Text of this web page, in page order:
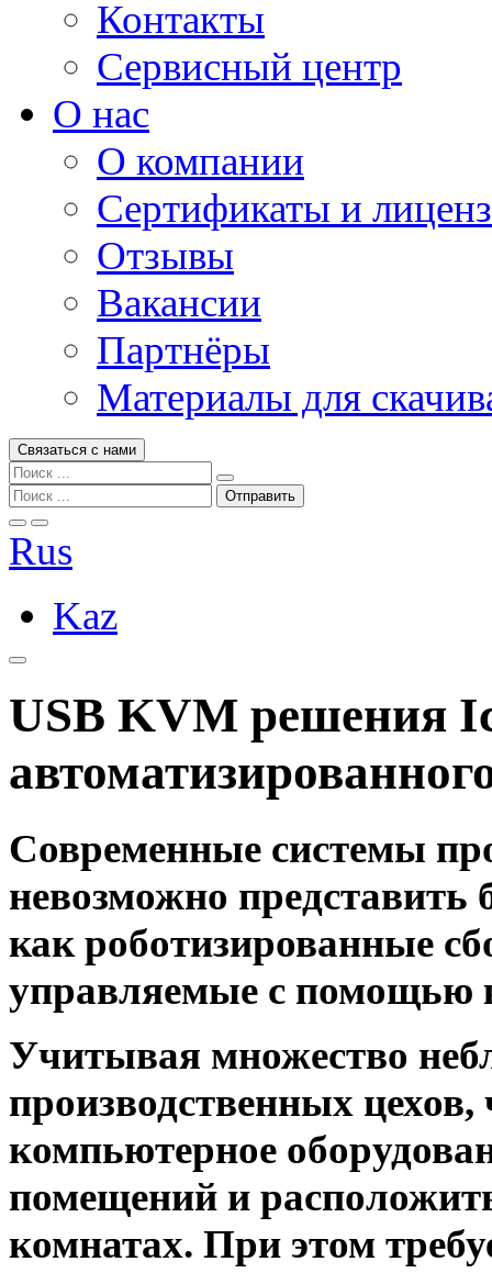
Контакты
Сервисный центр
О нас
О компании
Сертификаты и
Отзывы
Вакансии
Партнёры
Материалы для
Связаться с нами
Rus
Kaz
USB KVM решения
Современные системы
невозможно представить
как роботизированные
управляемые с помощью
Учитывая множество
производственных
компьютерное
помещений и
комнатах. При этом